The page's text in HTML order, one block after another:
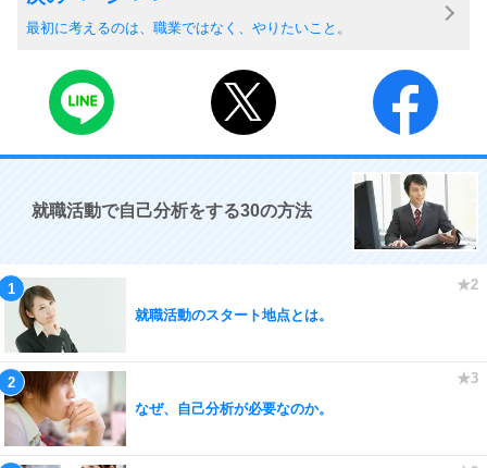
最初に考えるのは、職業ではなく、やりたいこと。
就職活動で自己分析をする30の方法
就職活動のスタート地点とは。
なぜ、自己分析が必要なのか。